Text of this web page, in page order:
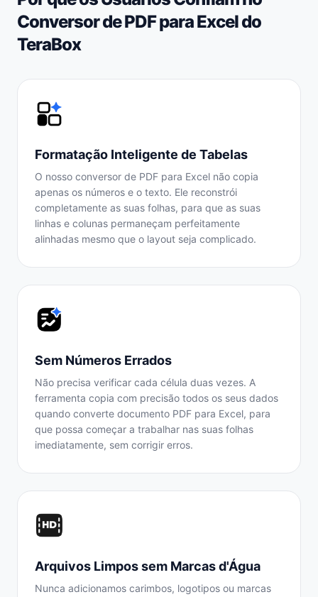
Conversor de PDF para Excel do
TeraBox
Formatação Inteligente de Tabelas
O nosso conversor de PDF para Excel não copia
apenas os números e o texto. Ele reconstrói
completamente as suas folhas, para que as suas
linhas e colunas permaneçam perfeitamente
alinhadas mesmo que o layout seja complicado.
Sem Números Errados
Não precisa verificar cada célula duas vezes. A
ferramenta copia com precisão todos os seus dados
quando converte documento PDF para Excel, para
que possa começar a trabalhar nas suas folhas
imediatamente, sem corrigir erros.
Arquivos Limpos sem Marcas d'Água
Nunca adicionamos carimbos, logotipos ou marcas